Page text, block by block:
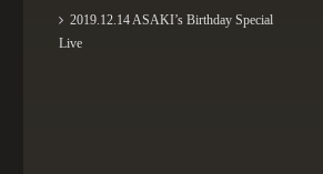
2019.12.14 ASAKI’s Birthday Special
Live